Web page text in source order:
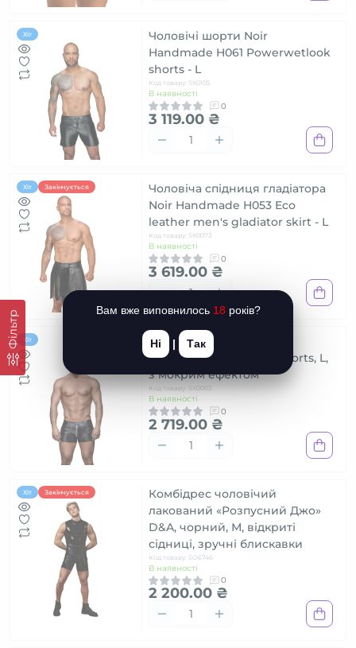
Фільтр
Хіт
Чоловічі шорти Noir
Handmade H061 Powerwetlook
shorts - L
Код товару: SX0105
В наявності
0
3 119.00 ₴
Хіт Закінчується
Чоловіча спідниця гладіатора
Noir Handmade H053 Eco
leather men's gladiator skirt - L
Код товару: SX0073
В наявності
0
3 619.00 ₴
Хіт
Чоловічі шорти Noir
Handmade H006 Men shorts, L,
з мокрим ефектом
Код товару: SX0003
В наявності
0
2 719.00 ₴
Хіт Закінчується
Комбідрес чоловічий
лакований «Розпусний Джо»
D&A, чорний, М, відкриті
сідниці, зручні блискавки
Код товару: SO6746
В наявності
0
2 200.00 ₴
Вам вже виповнилось 18 років?
Ні | Так